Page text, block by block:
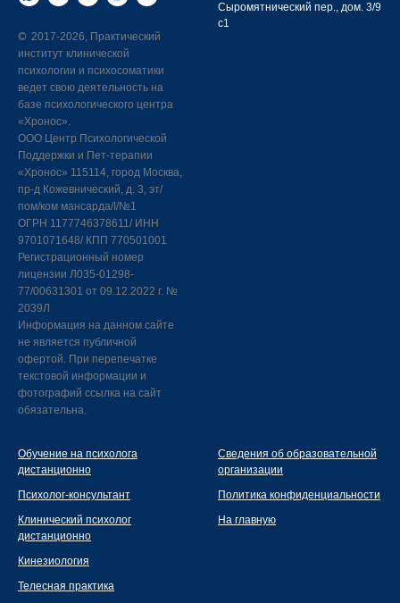
© 2017-2026, Практический
институт клинической
психологии и психосоматики
ведет свою деятельность на
базе психологического центра
«Хронос».
ООО Центр Психологической
Поддержки и Пет-терапии
«Хронос» 115114, город Москва,
пр-д Кожевнический, д. 3, эт/
пом/ком мансарда/I/№1
ОГРН 1177746378611/ ИНН
9701071648/ КПП 770501001
Регистрационный номер
лицензии Л035-01298-
77/00631301 от 09.12.2022 г. №
2039Л
Информация на данном сайте
не является публичной
офертой. При перепечатке
текстовой информации и
фотографий ссылка на сайт
обязательна.
Сыромятнический пер., дом. 3/9
с1
Обучение на психолога
дистанционно
Психолог-консультант
Клинический психолог
дистанционно
Кинезиология
Телесная практика
Сведения об образовательной
организации
Политика конфиденциальности
На главную